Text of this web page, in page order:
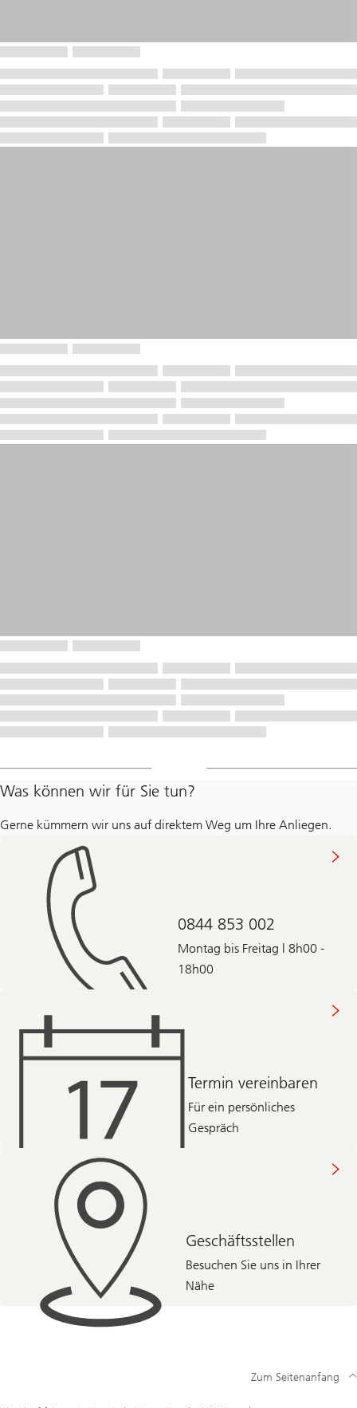
Was können wir für Sie tun?
Gerne kümmern wir uns auf direktem Weg um Ihre Anliegen.
0844 853 002
Montag bis Freitag | 8h00 -
18h00
Termin vereinbaren
Für ein persönliches
Gespräch
Geschäftsstellen
Besuchen Sie uns in Ihrer
Nähe
Zum Seitenanfang